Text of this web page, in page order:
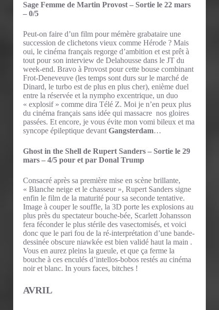
Sage Femme de Martin Provost – Sortie le 22 mars
– 0/5
Peut-on faire d’un film pour mémère grabataire une
succession de clichetons vieux comme Hérode ? Mais
oui, le cinéma français regorge d’ambition et est prêt à
tout pour son interview de Delahousse dans le JT du
week-end. Bravo à Provost pour cette bouse combinant
Frot-Deneveuve (les temps sont durs sur le marché de
Dinard, le turbo est de plus en plus cher), enième duel
entre la réservée et la nympho excentrique, un duo
« explosif » comme dira Télé Z. Moi je n’en peux plus
du cinéma français sans idée qui massacre nos gloires
passées. Et encore, je vous évite mon vomi bileux et ma
syncope épileptique devant Gangsterdam…
Ghost in the Shell de Rupert Sanders – Sortie le 29
mars – 4/5 pour et par Donal Trump
Consacré après sa première mise en scène brillante,
« Blanche neige et le chasseur », Rupert Sanders signe
enfin le film de la maturité pour sa seconde tentative.
Image à couper le souffle, la 3D porte les explosions au
plus près du spectateur bouche-bée, Scarlett Johansson
fera féconder le plus stérile des vasectomisés, et voici
donc que le pari fou de la ré-interprétation d’une bande-
dessinée obscure niawkée est bien validé haut la main .
Vous en aurez pleins la gueule, et que ça ferme la
bouche à ces enculés d’intellos-bobos restés au cinéma
noir et blanc. In yours faces, bitches !
AVRIL